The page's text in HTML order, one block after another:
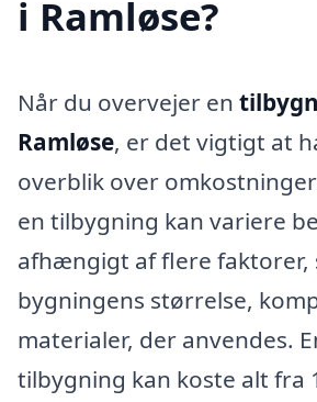
i Ramløse?
Når du overvejer en
Ramløse, er det vigtigt at
overblik over
en tilbygning kan variere
afhængigt af flere faktorer,
bygningens størrelse,
materialer, der anvendes.
tilbygning kan koste alt fra